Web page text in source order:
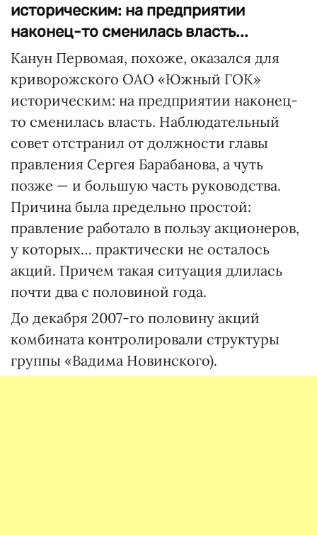
историческим: на предприятии
наконец-то сменилась власть...
Канун Первомая, похоже, оказался для
криворожского ОАО «Южный ГОК»
историческим: на предприятии наконец-
то сменилась власть. Наблюдательный
совет отстранил от должности главы
правления Сергея Барабанова, а чуть
позже — и большую часть руководства.
Причина была предельно простой:
правление работало в пользу акционеров,
у которых… практически не осталось
акций. Причем такая ситуация длилась
почти два с половиной года.
До декабря 2007-го половину акций
комбината контролировали структуры
группы «Вадима Новинского).